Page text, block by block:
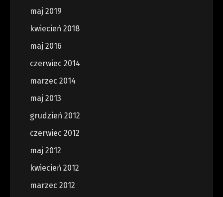
maj 2019
kwiecień 2018
maj 2016
czerwiec 2014
marzec 2014
maj 2013
grudzień 2012
czerwiec 2012
maj 2012
kwiecień 2012
marzec 2012